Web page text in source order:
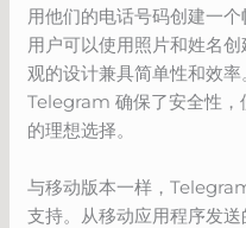
用他们的电话号码创建一
用户可以使用照片和姓名
观的设计兼具简单性和效率
Telegram 确保了安全性，
的理想选择。
与移动版本一样，
支持。从移动应用程序发